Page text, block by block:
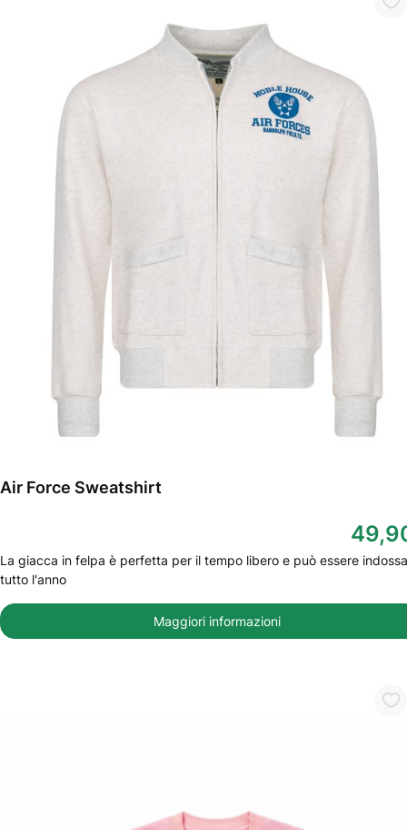
Air Force Sweatshirt
La giacca in felpa è perfetta per il tempo libero e può essere
tutto l'anno
Maggiori informazioni